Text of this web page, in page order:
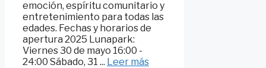
emoción, espíritu comunitario y
entretenimiento para todas las
edades. Fechas y horarios de
apertura 2025 Lunapark:
Viernes 30 de mayo 16:00 -
24:00 Sábado, 31 ... Leer más